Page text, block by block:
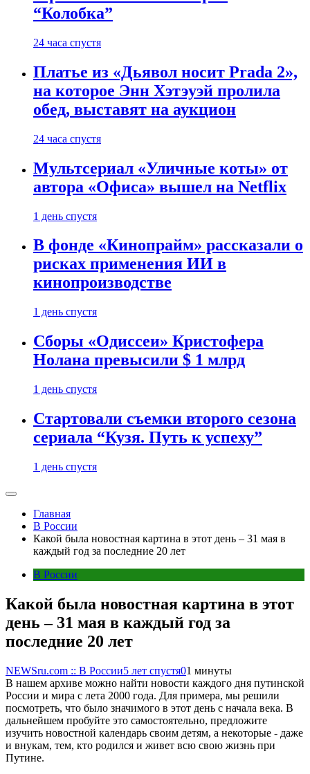
“Колобка”
24 часа спустя
Платье из «Дьявол носит Prada 2»,
на которое Энн Хэтэуэй пролила
обед, выставят на аукцион
24 часа спустя
Мультсериал «Уличные коты» от
автора «Офиса» вышел на Netflix
1 день спустя
В фонде «Кинопрайм» рассказали о
рисках применения ИИ в
кинопроизводстве
1 день спустя
Сборы «Одиссеи» Кристофера
Нолана превысили $ 1 млрд
1 день спустя
Стартовали съемки второго сезона
сериала “Кузя. Путь к успеху”
1 день спустя
Главная
В России
Какой была новостная картина в этот день – 31 мая в
каждый год за последние 20 лет
В России
Какой была новостная картина в этот
день – 31 мая в каждый год за
последние 20 лет
NEWSru.com :: В России5 лет спустя01 минуты
В нашем архиве можно найти новости каждого дня путинской
России и мира с лета 2000 года. Для примера, мы решили
посмотреть, что было значимого в этот день с начала века. В
дальнейшем пробуйте это самостоятельно, предложите
изучить новостной календарь своим детям, а некоторые - даже
и внукам, тем, кто родился и живет всю свою жизнь при
Путине.